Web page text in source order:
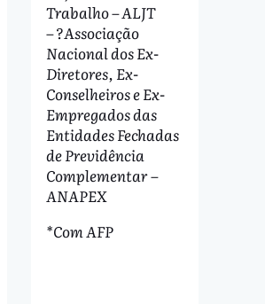
Trabalho – ALJT
– ?Associação
Nacional dos Ex-
Diretores, Ex-
Conselheiros e Ex-
Empregados das
Entidades Fechadas
de Previdência
Complementar –
ANAPEX
*Com AFP